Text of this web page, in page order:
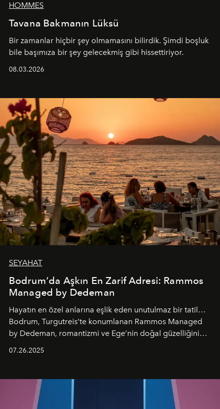
HOMMES
Tavana Bakmanın Lüksü
Bir zamanlar hiçbir şey olmamasını bilirdik. Şimdi boşluk
bile başımıza bir şey gelecekmiş gibi hissettiriyor.
08.03.2026
SEYAHAT
Bodrum’da Aşkın En Zarif Adresi: Rammos
Managed by Dedeman
Hayatın en özel anlarına eşlik eden unutulmaz bir tatil…
Bodrum, Turgutreis’te konumlanan Rammos Managed
by Dedeman, romantizmi ve Ege’nin doğal güzelliğini
07.26.2025